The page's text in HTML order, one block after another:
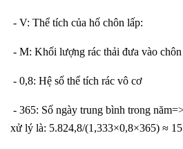
- V: Thể tích của hố chôn lấp:
- M: Khối lượng rác thải đưa vào
- 0,8: Hệ số thể tích rác vô cơ
- 365: Số ngày trung bình trong
xử lý là: 5.824,8/(1,333×0,8×365) ≈